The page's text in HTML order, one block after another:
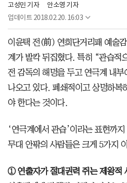
고성민 기자
안소영 기자
업데이트 2018.02.20. 16:03
이윤택 전(前) 연희단거리패 예술
계가 발칵 뒤집혔다. 특히 “관습적
전 감독의 해명을 두고 연극계 내
나오고 있다. 폐쇄적이고 상명하복
야 한다는 것이다.
‘연극계에서 관습’이라는 표현까
무대 안팎의 사람들은 크게 5가지
① 연출자가 절대권력 쥐는 제왕적